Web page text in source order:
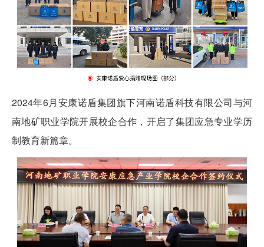
2024年6月安康诺盾集团旗下河南诺盾科技有限公司与河
南地矿职业学院开展校企合作，开启了集团应急专业学历
制教育新篇章。